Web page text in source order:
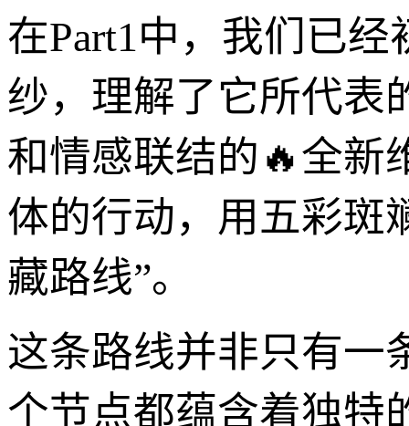
在Part1中，我们已
纱，理解了它所代
和情感联结的🔥全新
体的行动，用五彩斑
藏路线”。
这条路线并非只有一
个节点都蕴含着独特